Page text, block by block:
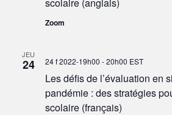
Zoom
JEU
24
Les défis de l’évaluation en
pandémie : des stratégies
scolaire (français)
24 f 2022-19h00 -20h00 EST